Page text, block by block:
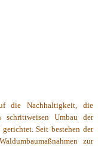
die Nachhaltigkeit, die
schrittweisen Umbau der
Seit bestehen der
zur